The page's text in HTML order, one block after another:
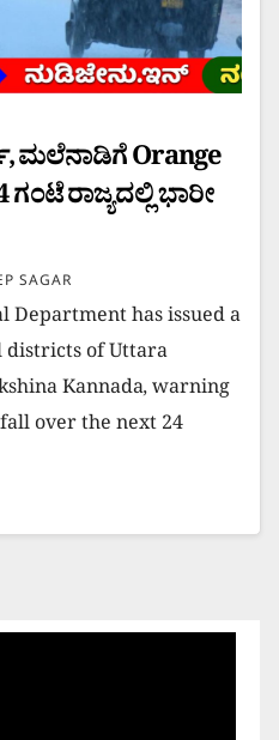
ಮಲೆನಾಡಿಗೆ Orange
ರಾಜ್ಯದಲ್ಲಿ ಭಾರೀ
SAGAR
Department has issued a
districts of Uttara
Kannada, warning
over the next 24